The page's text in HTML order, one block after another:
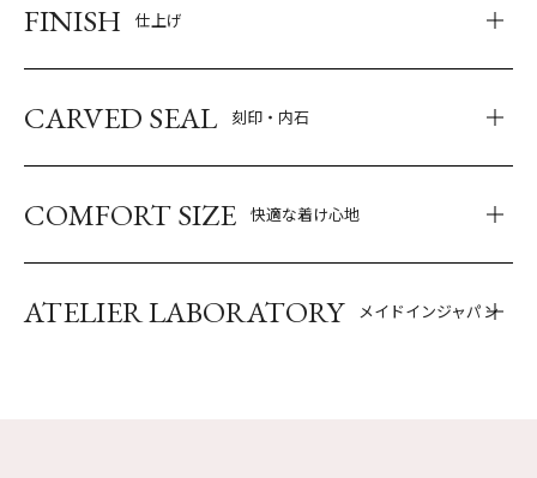
FINISH 仕上げ
CARVED SEAL 刻印・内石
COMFORT SIZE 快適な着け心地
ATELIER LABORATORY メイドインジャパン